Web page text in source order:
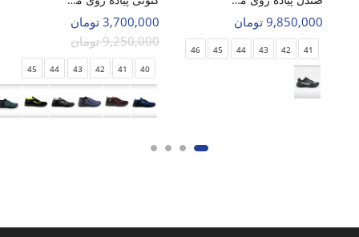
9,850,000 تومان
41
42
43
44
45
46
3,700,000 تومان
9,250,000 تومان
40
41
42
43
44
45